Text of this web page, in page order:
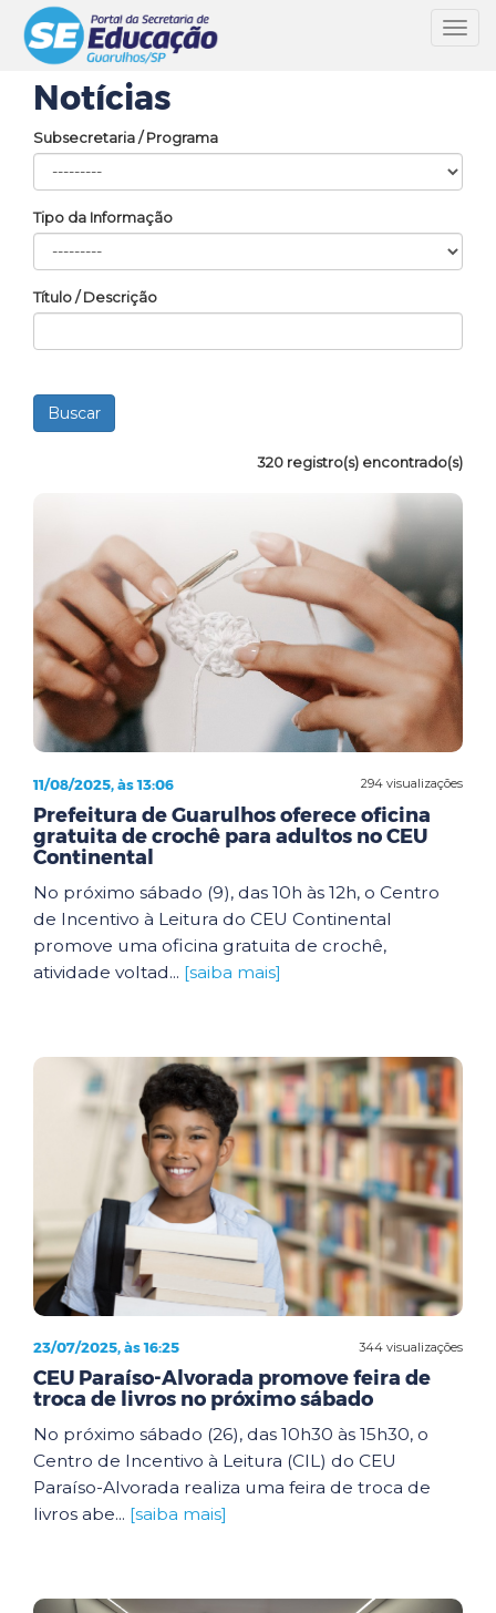
Notícias
Subsecretaria / Programa
Tipo da Informação
Título / Descrição
320 registro(s) encontrado(s)
294 visualizações
11/08/2025, às 13:06
Prefeitura de Guarulhos oferece oficina
gratuita de crochê para adultos no CEU
Continental
No próximo sábado (9), das 10h às 12h, o Centro
de Incentivo à Leitura do CEU Continental
promove uma oficina gratuita de crochê,
atividade voltad... [saiba mais]
344 visualizações
23/07/2025, às 16:25
CEU Paraíso-Alvorada promove feira de
troca de livros no próximo sábado
No próximo sábado (26), das 10h30 às 15h30, o
Centro de Incentivo à Leitura (CIL) do CEU
Paraíso-Alvorada realiza uma feira de troca de
livros abe... [saiba mais]